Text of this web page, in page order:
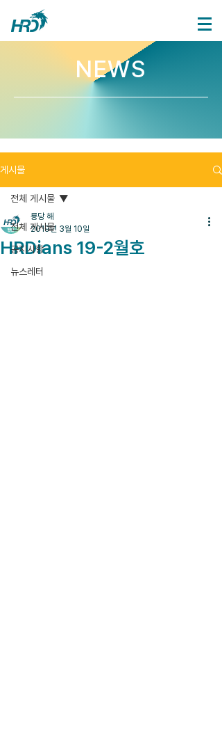
NEWS
게시물
전체 게시물
공지사항
뉴스레터
전체 게시물
HRDians 19-2월호
룡당 해
2019년 3월 10일